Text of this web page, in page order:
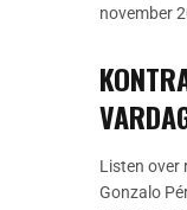
november
Listen over
Gonzalo